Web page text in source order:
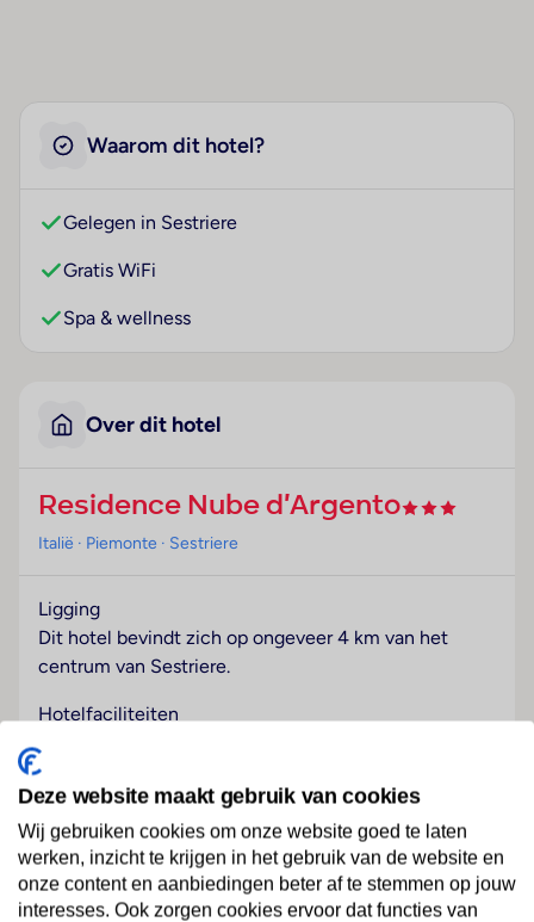
Waarom dit hotel?
Gelegen in Sestriere
Gratis WiFi
Spa & wellness
Over dit hotel
Residence Nube d'Argento
Italië · Piemonte · Sestriere
Ligging
Dit hotel bevindt zich op ongeveer 4 km van het
centrum van Sestriere.
Hotelfaciliteiten
Het vriendelijke personeel aan de receptie is graag bij
alle vragen behulpzaam. Tot de faciliteiten behoort
een geldautomaat. Via Wi-Fi hebben de gasten
toegang tot het internet. De gasten die met de auto
komen, kunnen in een garage (tegen toeslag) of op
de parkeerplaats parkeren.Lees meer
Deze website maakt gebruik van cookies
Wij gebruiken cookies om onze website goed te laten
werken, inzicht te krijgen in het gebruik van de website en
onze content en aanbiedingen beter af te stemmen op jouw
interesses. Ook zorgen cookies ervoor dat functies van